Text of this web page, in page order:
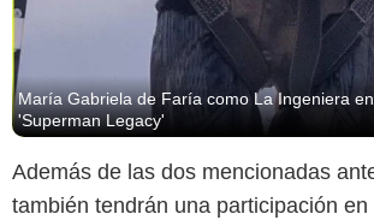
María Gabriela de Faría como La Ingeniera
'Superman Legacy'
Además de las dos mencionadas
también tendrán una participación en